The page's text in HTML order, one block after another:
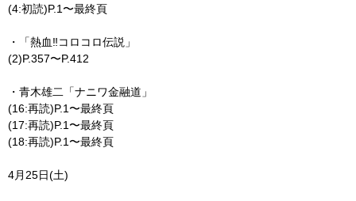
(4:初読)P.1〜最終頁
・「熱血‼︎コロコロ伝説」
(2)P.357〜P.412
・青木雄二「ナニワ金融道」
(16:再読)P.1〜最終頁
(17:再読)P.1〜最終頁
(18:再読)P.1〜最終頁
4月25日(土)